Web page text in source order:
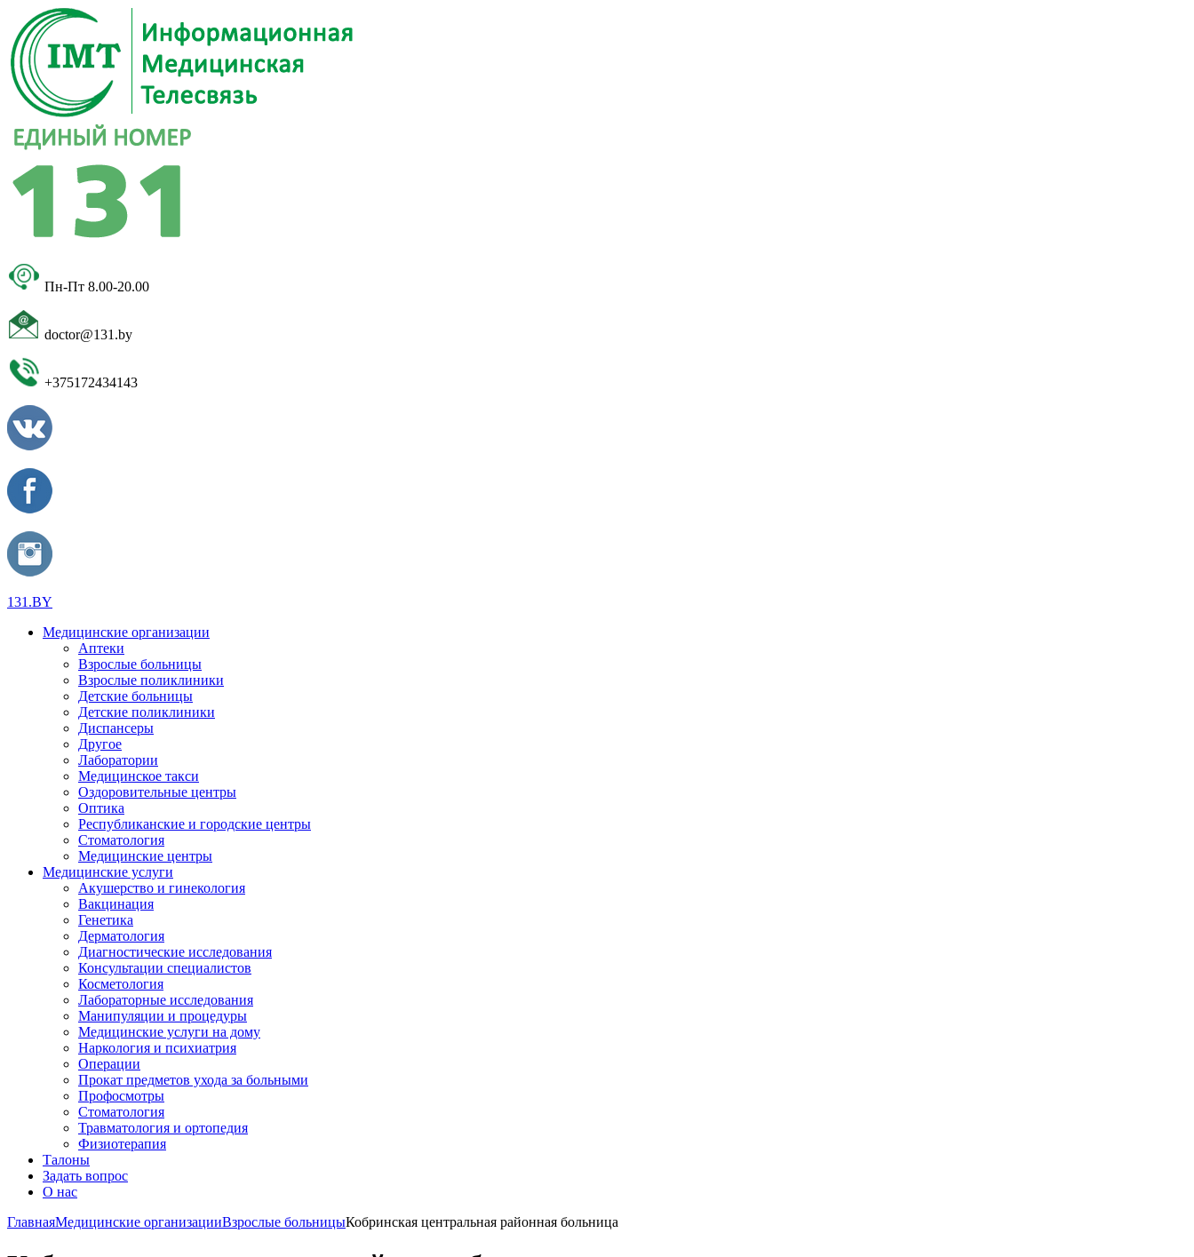
Пн-Пт 8.00-20.00
doctor@131.by
+375172434143
131.BY
Медицинские организации
Аптеки
Взрослые больницы
Взрослые поликлиники
Детские больницы
Детские поликлиники
Диспансеры
Другое
Лаборатории
Медицинское такси
Оздоровительные центры
Оптика
Республиканские и городские центры
Стоматология
Медицинские центры
Медицинские услуги
Акушерство и гинекология
Вакцинация
Генетика
Дерматология
Диагностические исследования
Консультации специалистов
Косметология
Лабораторные исследования
Манипуляции и процедуры
Медицинские услуги на дому
Наркология и психиатрия
Операции
Прокат предметов ухода за больными
Профосмотры
Стоматология
Травматология и ортопедия
Физиотерапия
Талоны
Задать вопрос
О нас
ГлавнаяМедицинские организацииВзрослые больницыКобринская центральная районная больница